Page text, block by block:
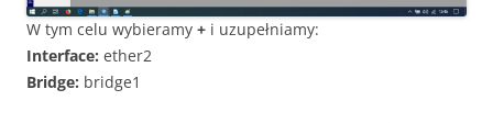
W tym celu wybieramy + i uzupełniamy:
Interface: ether2
Bridge: bridge1